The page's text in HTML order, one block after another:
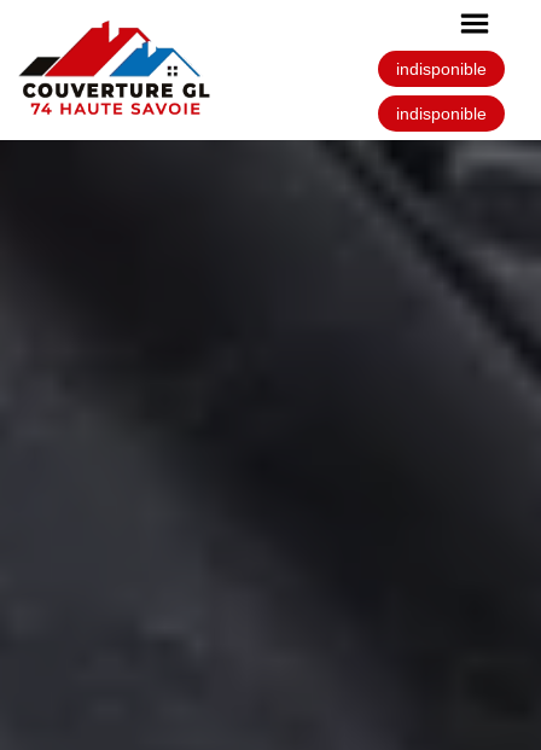
indisponible
indisponible